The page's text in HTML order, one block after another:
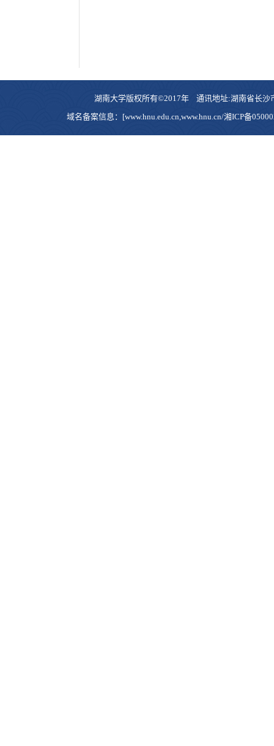
湖南大学版权所有©2017年 通讯地址:湖南省长
域名备案信息：[www.hnu.edu.cn,www.hnu.cn/湘ICP备